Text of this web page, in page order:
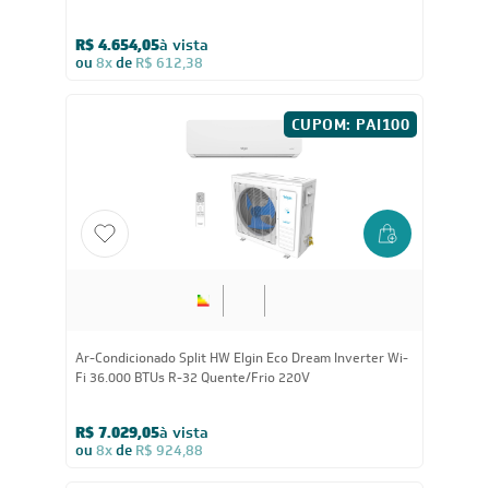
R$ 4.654,05à vista
ou 8xde R$ 612,38
CUPOM: PAI100
Ar-Condicionado Split HW Elgin Eco Dream Inverter Wi-
Fi 36.000 BTUs R-32 Quente/Frio 220V
R$ 7.029,05à vista
ou 8xde R$ 924,88